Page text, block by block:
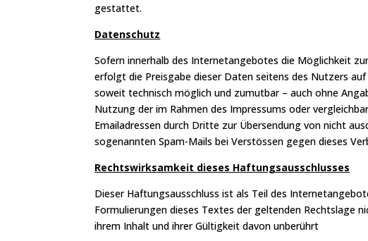
gestattet.
Datenschutz
Sofern innerhalb des Internetangebotes die Möglichkeit
erfolgt die Preisgabe dieser Daten seitens des Nutzers
soweit technisch möglich und zumutbar – auch ohne
Nutzung der im Rahmen des Impressums oder
Emailadressen durch Dritte zur Übersendung von nicht
sogenannten Spam-Mails bei Verstössen gegen dieses
Rechtswirksamkeit dieses Haftungsausschlusses
Dieser Haftungsausschluss ist als Teil des
Formulierungen dieses Textes der geltenden Rechtslage
ihrem Inhalt und ihrer Gültigkeit davon unberührt